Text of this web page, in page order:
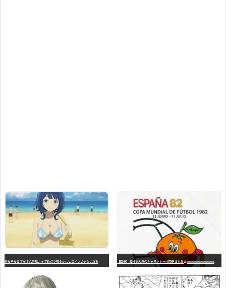
そもそも名字が「八奈見」って時点で明らかにヒロインじゃないだろ 【画像】海外で人気のキャラクターが開示される wwwwwwwwwwwwwwwwwwwwwwwwwwwwwwwwwwwwwwwwwwwwwwwww